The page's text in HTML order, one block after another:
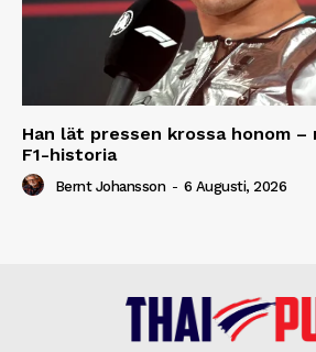
Han lät pressen krossa honom
F1-historia
Bernt Johansson - 6 Augusti, 2026